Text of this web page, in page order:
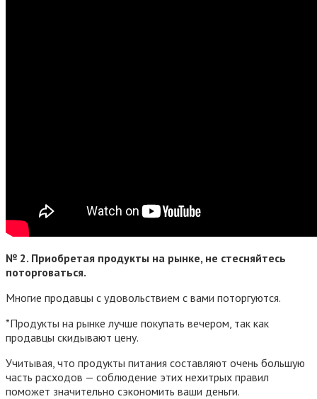
№ 2. Приобретая продукты на рынке, не стесняйтесь
поторговаться.
Многие продавцы с удовольствием с вами поторгуются.
*Продукты на рынке лучше покупать вечером, так как
продавцы скидывают цену.
Учитывая, что продукты питания составляют очень большую
часть расходов — соблюдение этих нехитрых правил
поможет значительно сэкономить ваши деньги.